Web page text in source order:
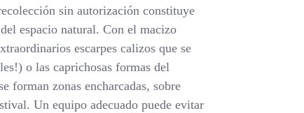
sin autorización constituye
espacio natural. Con el macizo
escarpes calizos que se
o las caprichosas formas del
forman zonas encharcadas, sobre
Un equipo adecuado puede evitar